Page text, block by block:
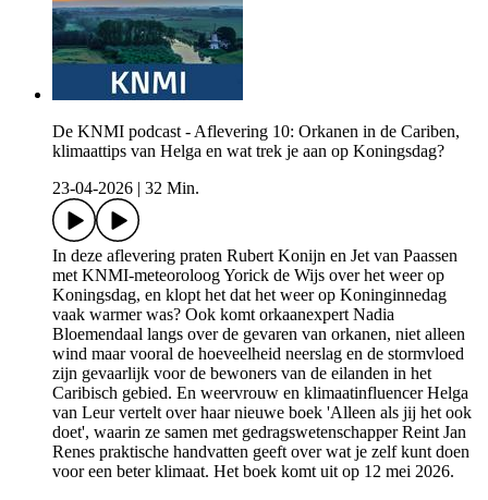
De KNMI podcast - Aflevering 10: Orkanen in de Cariben,
klimaattips van Helga en wat trek je aan op Koningsdag?
23-04-2026
32 Min.
In deze aflevering praten Rubert Konijn en Jet van Paassen
met KNMI-meteoroloog Yorick de Wijs over het weer op
Koningsdag, en klopt het dat het weer op Koninginnedag
vaak warmer was? Ook komt orkaanexpert Nadia
Bloemendaal langs over de gevaren van orkanen, niet alleen
wind maar vooral de hoeveelheid neerslag en de stormvloed
zijn gevaarlijk voor de bewoners van de eilanden in het
Caribisch gebied. En weervrouw en klimaatinfluencer Helga
van Leur vertelt over haar nieuwe boek 'Alleen als jij het ook
doet', waarin ze samen met gedragswetenschapper Reint Jan
Renes praktische handvatten geeft over wat je zelf kunt doen
voor een beter klimaat. Het boek komt uit op 12 mei 2026.